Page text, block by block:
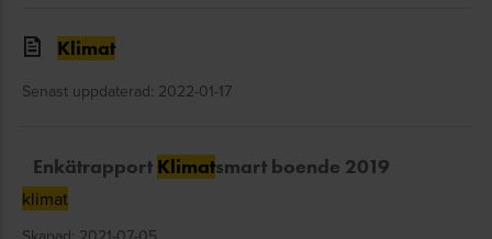
Klimat
Senast uppdaterad: 2022-01-17
Enkätrapport Klimatsmart boende 2019
klimat